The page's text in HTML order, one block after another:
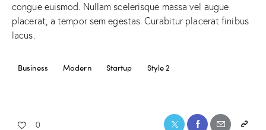
congue euismod. Nullam scelerisque massa vel augue
placerat, a tempor sem egestas. Curabitur placerat finibus
lacus.
Business Modern Startup Style 2
0